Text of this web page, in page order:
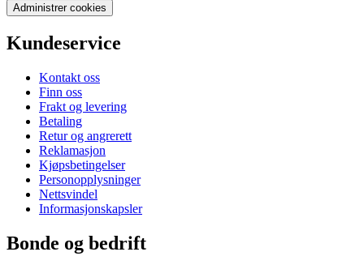
Administrer cookies
Kundeservice
Kontakt oss
Finn oss
Frakt og levering
Betaling
Retur og angrerett
Reklamasjon
Kjøpsbetingelser
Personopplysninger
Nettsvindel
Informasjonskapsler
Bonde og bedrift